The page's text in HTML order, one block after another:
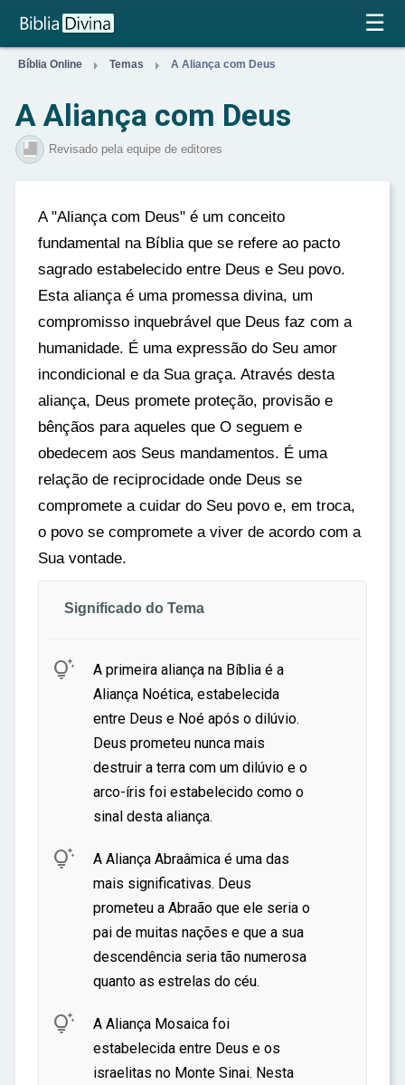
×
☰
Bíblia Online  Temas  A Aliança com Deus
A Aliança com Deus
Revisado pela equipe de editores
A "Aliança com Deus" é um conceito
fundamental na Bíblia que se refere ao pacto
sagrado estabelecido entre Deus e Seu povo.
Esta aliança é uma promessa divina, um
compromisso inquebrável que Deus faz com a
humanidade. É uma expressão do Seu amor
incondicional e da Sua graça. Através desta
aliança, Deus promete proteção, provisão e
bênçãos para aqueles que O seguem e
obedecem aos Seus mandamentos. É uma
relação de reciprocidade onde Deus se
compromete a cuidar do Seu povo e, em troca,
o povo se compromete a viver de acordo com a
Sua vontade.
Significado do Tema

A primeira aliança na Bíblia é a
Aliança Noética, estabelecida
entre Deus e Noé após o dilúvio.
Deus prometeu nunca mais
destruir a terra com um dilúvio e o
arco-íris foi estabelecido como o
sinal desta aliança.

A Aliança Abraâmica é uma das
mais significativas. Deus
prometeu a Abraão que ele seria o
pai de muitas nações e que a sua
descendência seria tão numerosa
quanto as estrelas do céu.

A Aliança Mosaica foi
estabelecida entre Deus e os
israelitas no Monte Sinai. Nesta